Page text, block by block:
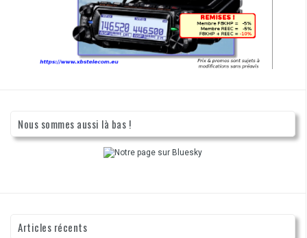
Nous sommes aussi là bas !
Articles récents